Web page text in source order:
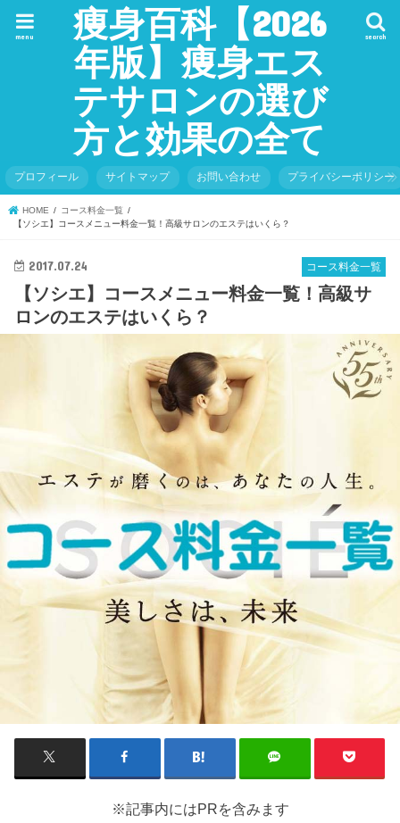
痩身百科【2026
年版】痩身エス
テサロンの選び
方と効果の全て
search
menu
プロフィール サイトマップ お問い合わせ プライバシーポリシー
HOME
コース料金一覧
【ソシエ】コースメニュー料金一覧！高級サロンのエステはいくら？
コース料金一覧
2017.07.24
【ソシエ】コースメニュー料金一覧！高級サ
ロンのエステはいくら？
※記事内にはPRを含みます